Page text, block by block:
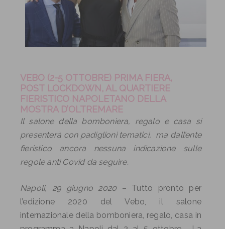
VEBO (2-5 OTTOBRE) PRIMA FIERA,
POST LOCKDOWN, AL QUARTIERE
FIERISTICO NAPOLETANO DELLA
MOSTRA D’OLTREMARE
Il salone della bomboniera, regalo e casa si
presenterà con padiglioni tematici, ma dall’ente
fieristico ancora nessuna indicazione sulle
regole anti Covid da seguire.
Napoli, 29 giugno 2020 – Tutto pronto per
l’edizione 2020 del Vebo, il salone
internazionale della bomboniera, regalo, casa in